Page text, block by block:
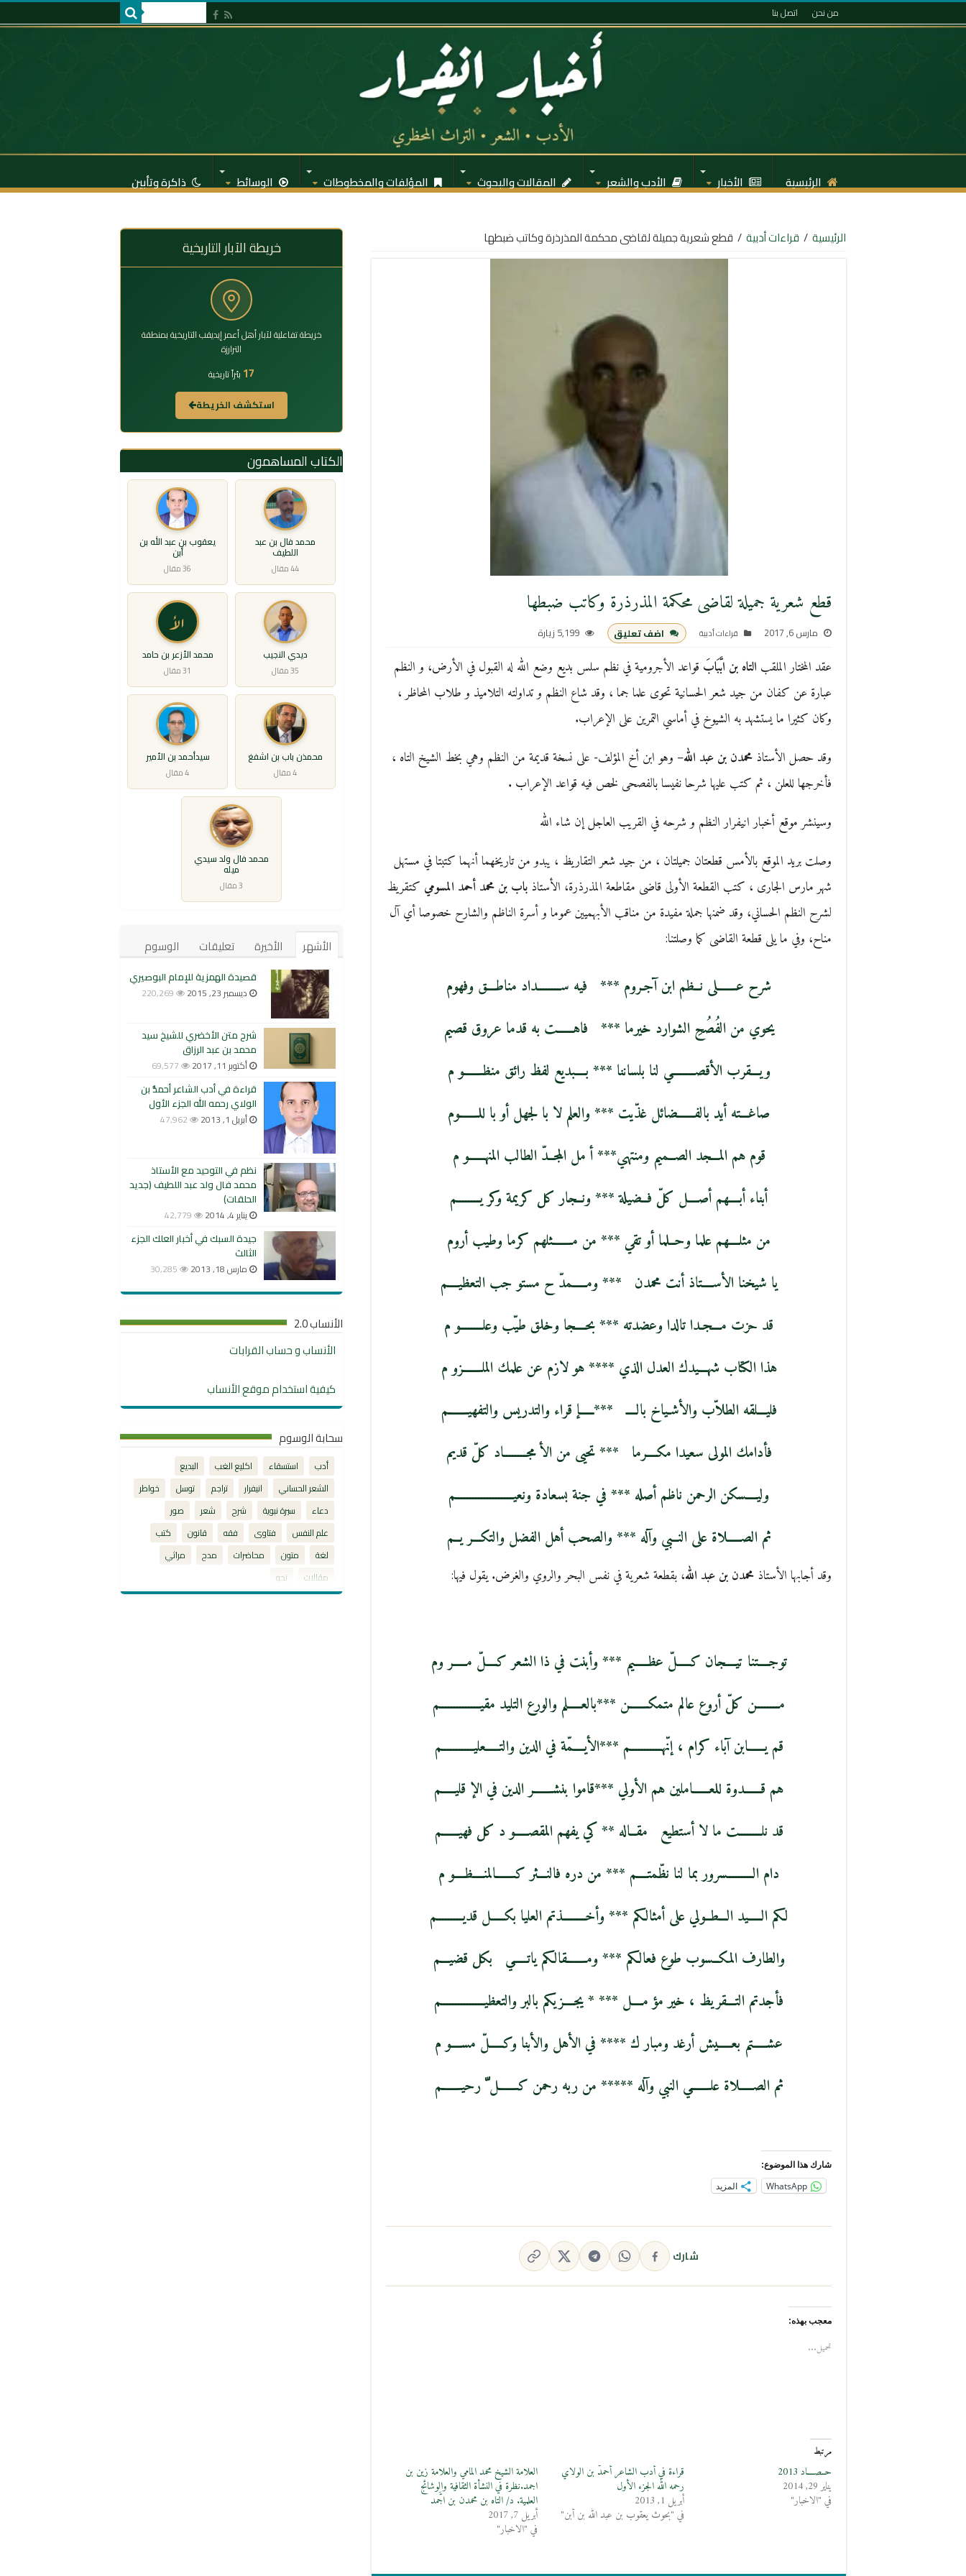
من نحن اتصل بنا
الرئيسية الأخبار الأدب والشعر المقالات والبحوث المؤلفات والمخطوطات الوسائط ذاكرة وتأبين
الرئيسية / قراءات أدبية / قطع شعرية جميلة لقاضى محكمة المذرذرة وكاتب ضبطها
قطع شعرية جميلة لقاضى محكمة المذرذرة وكاتب ضبطها
مارس 6, 2017 قراءات أدبية اضف تعليق 5,199 زيارة
عقد المختار الملقب التاه بن ابَّبَابَ قواعد الأجرومية في نظم سلس بديع وضع الله له القبول في الأرض، و النظم
عبارة عن كفان من جيد شعر الحسانية تحوى علما جما ، وقد شاع النظم و تداولته التلاميذ و طلاب المحاظر ،
وكان كثيرا ما يستشهد به الشيوخ في أماسي التمرين على الإعراب.
وقد حصل الأستاذ محمدن بن عبد الله– وهو ابن أخ المؤلف- على نسخة قديمة من النظم وهي بخط الشيخ التاه ،
فأخرجها للعلن ، ثم كتب عليها شرحا نفيسا بالفصحى لخص فيه قواعد الإعراب .
وسينشر موقع أخبار انيفرار النظم و شرحه في القريب العاجل إن شاء الله
وصلت بريد الموقع بالأمس قطعتان جميلتان ، من جيد شعر التقاريظ ، يبدو من تاريخهما أنهما كتبتا في مستهل
شهر مارس الجارى ، كتب القطعة الأولى قاضى مقاطعة المذرذرة، الأستاذ باب بن محمد أحمد المسومي كتقريظ
لشرح النظم الحساني، وقد ضمنها جملة مفيدة من مناقب الأبهميين عموما و أسرة الناظم والشارح خصوصا أي آل
مناح، وفي ما يلى قطعة القاضى كما وصلتنا:
شرح عـــــــلى نــظم ابن آجـروم *** فيه ســــــــداد مناطـــق وفهوم
يحوي من الفُصُحِ الشوارد خيرما *** فاهــــــت به قدما عروق قصيم
ويـــقرب الأقصــــــــي لنا بلساننا *** بــــبديع لفظ رائق منظـــــــو م
صاغـــته أيد بالفــــــضائل غذّيت *** والعلم لا با لجهل أو با للـــــــوم
قوم هم المـــجد الصــميم ومنتهي*** أ مل المجــدّ الطالب المنهــــــو م
أبناء أبــــهم أصــــل كلّ فــضيلة *** ونــجار كل كريمة وكر يــــــــم
من مثلــــهم علما وحــلما أو تقي *** من مـــــــثلهم كرما وطيب أروم
يا شيخنا الأســــتاذ أنت محمدن *** ومـــــمدّ ح مستو جب التعظيــــم
قد حزت مـــجـدا تالدا وعضدته *** بحــــجا وخلق طيّب وعلــــــــو م
هذا الكتاب شهـــيدك العدل الذي **** هو لازم عن علمك الملـــــــزو م
فليـــلقه الطلاّب والأشـياخ بالــــ ***ـــــإ قراء والتدريس والتفهيـــــــم
فأدامك المولى سعيدا مكــــرما *** تحيى من الأ مجــــــــاد كلّ قديم
وليــــسكن الرحمن ناظم أصله *** في جنة بسعادة ونعيــــــــــــــــــــم
ثم الصـــــلاة على النــبي وآله *** والصحب أهل الفضل والتكـــر يــم
وقد أجابها الأستاذ محمدن بن عبد الله، بقطعة شعرية في نفس البحر والروي والغرض. يقول فيها:
توجــــتنا تيــــجان كـــــلّ عظـــــيم *** وأبنت في ذا الشعر كــــلّ مـــــر وم
مــــــــن كلّ أروع عالم متمكـــــــن ***بالعـــــلم والورع التليد مقيــــــــــــــم
قم يــــــابن آباء كرام ، إنّهـــــــــــم ***الأيــــمّة في الدين والتـــــعليـــــــــــم
هم قــــــدوة للعــــــاملين هم الأولي ***قاموا بنشـــــــر الدين في الإ قليـــــم
قد نلــــــــت ما لا أستطيع مقــاله ** كي يفهم المقصـــــو د كل فهيــــــم
دام الـــــــــسرور بما لنا نظّمتــــم *** من دره فالنـــثر كـــــــالمنــــظــــو م
لكم الـــــيد الـــطــولي على أمثالكم *** وأخــــــــذتم العليا بكـــــل قديـــــــــم
والطارف المكــسوب طوع فعالكم *** ومـــــــقالكم ياتـــــي بكل قضيـــم
فأجدتم التـــقريظ ، خير مؤ مــــل *** * يجــــزيكم بالبر والتعظيـــــــــــــــم
عشـــــتم بعـــــيش أرغد ومبار ك **** في الأهل والأبنا وكـــــلّ مســــو م
ثم الصـــــلاة علـــــــي النبي وآله ***** من ربه رحمن كـــــــل ّ رحيـــــــم
شارك هذا الموضوع:
WhatsApp المزيد
شارك
معجب بهذه:
تحميل...
مرتبط
حــصــــاد 2013
يناير 29, 2014
في "الاخبار"
قراءة في أدب الشاعر أحمدُّ بن الولاي
رحمه الله الجزء الأول
أبريل 1, 2013
في "بحوث يعقوب بن عبد الله بن أبن"
العلامة الشيخ محمد المامي والعلامة زين بن
اجمد.نظرة في النشأة الثقافية والوشائج
العلمية. د/ التاه بن محمدن بن اجَّمد
أبريل 7, 2017
في "الاخبار"
خريطة الآبار التاريخية
خريطة تفاعلية لآبار أهل أعمر إيديقب التاريخية بمنطقة
الترارزة
17 بئراً تاريخية
استكشف الخريطة
الكتاب المساهمون
محمد فال بن عبد
اللطيف
44 مقال
يعقوب بن عبد الله بن
أبن
36 مقال
ديدي النجيب
35 مقال
الأ
محمد الأزعر بن حامد
31 مقال
محمذن باب بن اشفغ
4 مقال
سيدأحمد بن الأمير
4 مقال
محمد فال ولد سيدي
ميله
3 مقال
الأشهر الأخيرة تعليقات الوسوم
قصيدة الهمزية للإمام البوصيري
ديسمبر 23, 2015 220,269
شرح متن الأخضري للشيخ سيد
محمد بن عبد الرزاق
أكتوبر 11, 2017 69,577
قراءة في أدب الشاعر أحمدُّ بن
الولاي رحمه الله الجزء الأول
أبريل 1, 2013 47,962
نظم في التوحيد مع الأستاذ
محمد فال ولد عبد اللطيف (جديد
الحلقات)
يناير 4, 2014 42,779
جيدة السبك في أخبار العلك الجزء
الثالث
مارس 18, 2013 30,285
الأنساب 2.0
الأنساب و حساب القرابات
كيفية استخدام موقع الأنساب
سحابة الوسوم
أدب استسقاء اكليع الغب
البديع
الشعر الحساني
انيفرار تراجم توسل
خواطر
دعاء
سيرة نبوية شرح شعر
صور
علم النفس
فتاوى فقه قانون
كتب
لغة
متون محاضرات مدح
مراثي
مقالات
نحو